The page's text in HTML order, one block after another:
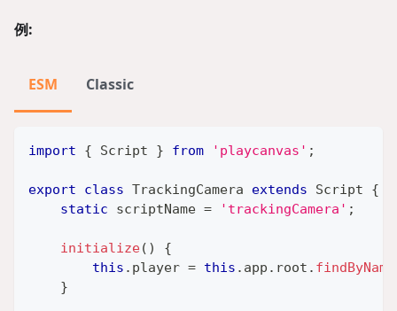
例:
ESM Classic
import { Script } from 'playcanvas' ;
export class TrackingCamera extends Script
{
static scriptName = 'trackingCamera' ;
initialize( )
{
this . player = this . app . root . findByName
}